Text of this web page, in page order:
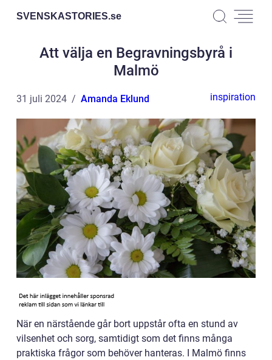
SVENSKASTORIES.se
Att välja en Begravningsbyrå i
Malmö
31 juli 2024 Amanda Eklund inspiration
När en närstående går bort uppstår ofta en stund av
vilsenhet och sorg, samtidigt som det finns många
praktiska frågor som behöver hanteras. I Malmö finns